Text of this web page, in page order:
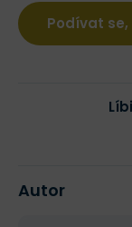
Podívat
Autor